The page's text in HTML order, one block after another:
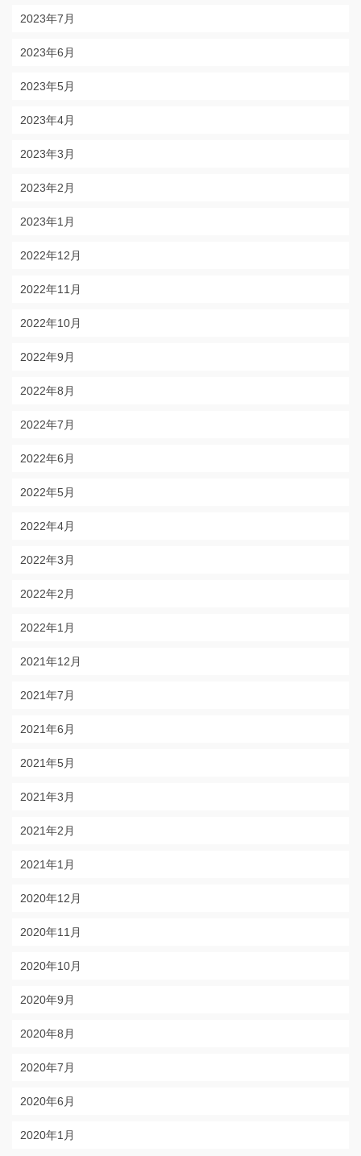
2023年7月
2023年6月
2023年5月
2023年4月
2023年3月
2023年2月
2023年1月
2022年12月
2022年11月
2022年10月
2022年9月
2022年8月
2022年7月
2022年6月
2022年5月
2022年4月
2022年3月
2022年2月
2022年1月
2021年12月
2021年7月
2021年6月
2021年5月
2021年3月
2021年2月
2021年1月
2020年12月
2020年11月
2020年10月
2020年9月
2020年8月
2020年7月
2020年6月
2020年1月